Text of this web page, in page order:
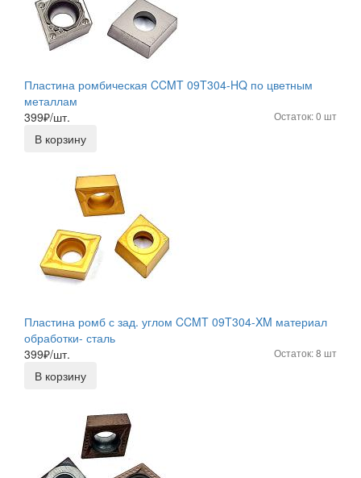
Пластина ромбическая CCMT 09T304-HQ по цветным
металлам
399₽/шт. Остаток: 0 шт
В корзину
Пластина ромб с зад. углом CCMT 09T304-XM материал
обработки- сталь
399₽/шт. Остаток: 8 шт
В корзину